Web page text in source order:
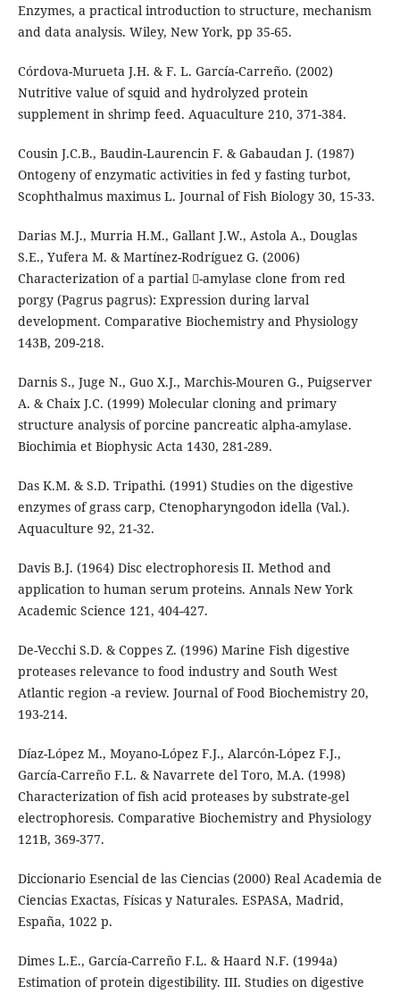
Enzymes, a practical introduction to structure, mechanism
and data analysis. Wiley, New York, pp 35-65.
Córdova-Murueta J.H. & F. L. García-Carreño. (2002)
Nutritive value of squid and hydrolyzed protein
supplement in shrimp feed. Aquaculture 210, 371-384.
Cousin J.C.B., Baudin-Laurencin F. & Gabaudan J. (1987)
Ontogeny of enzymatic activities in fed y fasting turbot,
Scophthalmus maximus L. Journal of Fish Biology 30, 15-33.
Darias M.J., Murria H.M., Gallant J.W., Astola A., Douglas
S.E., Yufera M. & Martínez-Rodríguez G. (2006)
Characterization of a partial -amylase clone from red
porgy (Pagrus pagrus): Expression during larval
development. Comparative Biochemistry and Physiology
143B, 209-218.
Darnis S., Juge N., Guo X.J., Marchis-Mouren G., Puigserver
A. & Chaix J.C. (1999) Molecular cloning and primary
structure analysis of porcine pancreatic alpha-amylase.
Biochimia et Biophysic Acta 1430, 281-289.
Das K.M. & S.D. Tripathi. (1991) Studies on the digestive
enzymes of grass carp, Ctenopharyngodon idella (Val.).
Aquaculture 92, 21-32.
Davis B.J. (1964) Disc electrophoresis II. Method and
application to human serum proteins. Annals New York
Academic Science 121, 404-427.
De-Vecchi S.D. & Coppes Z. (1996) Marine Fish digestive
proteases relevance to food industry and South West
Atlantic region -a review. Journal of Food Biochemistry 20,
193-214.
Díaz-López M., Moyano-López F.J., Alarcón-López F.J.,
García-Carreño F.L. & Navarrete del Toro, M.A. (1998)
Characterization of fish acid proteases by substrate-gel
electrophoresis. Comparative Biochemistry and Physiology
121B, 369-377.
Diccionario Esencial de las Ciencias (2000) Real Academia de
Ciencias Exactas, Físicas y Naturales. ESPASA, Madrid,
España, 1022 p.
Dimes L.E., García-Carreño F.L. & Haard N.F. (1994a)
Estimation of protein digestibility. III. Studies on digestive